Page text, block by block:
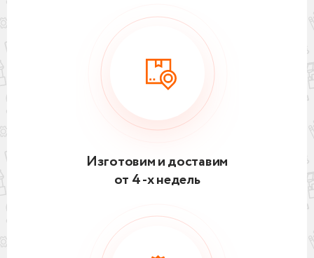
Изготовим и доставим
от 4 -х недель